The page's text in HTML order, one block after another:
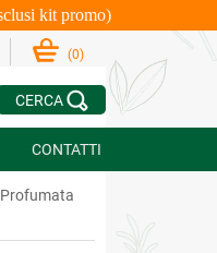
kit promo)
(0)
CERCA
CONTATTI